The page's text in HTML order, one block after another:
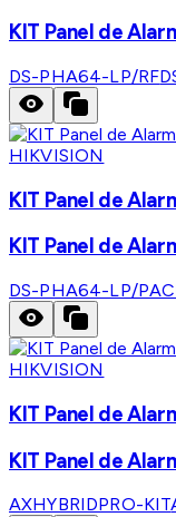
KIT Panel de
DS-PHA64-LP/RF
HIKVISION
KIT Panel de
KIT Panel de
DS-PHA64-LP/
HIKVISION
KIT Panel de
KIT Panel de
AXHYBRIDPRO-KIT